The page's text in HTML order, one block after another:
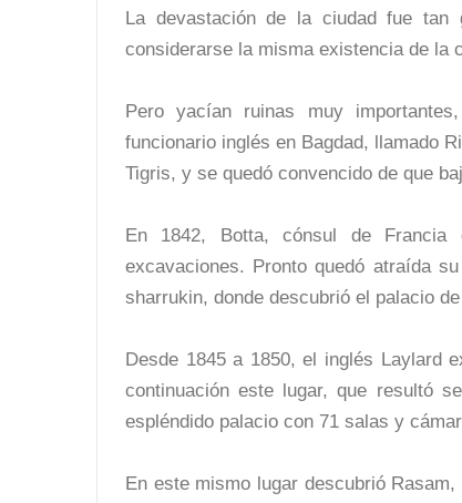
La devastación de la ciudad fue
considerarse la misma existencia de la
Pero yacían ruinas muy
funcionario inglés en Bagdad, llamado
Tigris, y se quedó convencido de que
En 1842, Botta, cónsul de
excavaciones. Pronto quedó atraída
sharrukin, donde descubrió el palacio
Desde 1845 a 1850, el inglés Laylard
continuación este lugar, que resultó
espléndido palacio con 71 salas y
En este mismo lugar descubrió